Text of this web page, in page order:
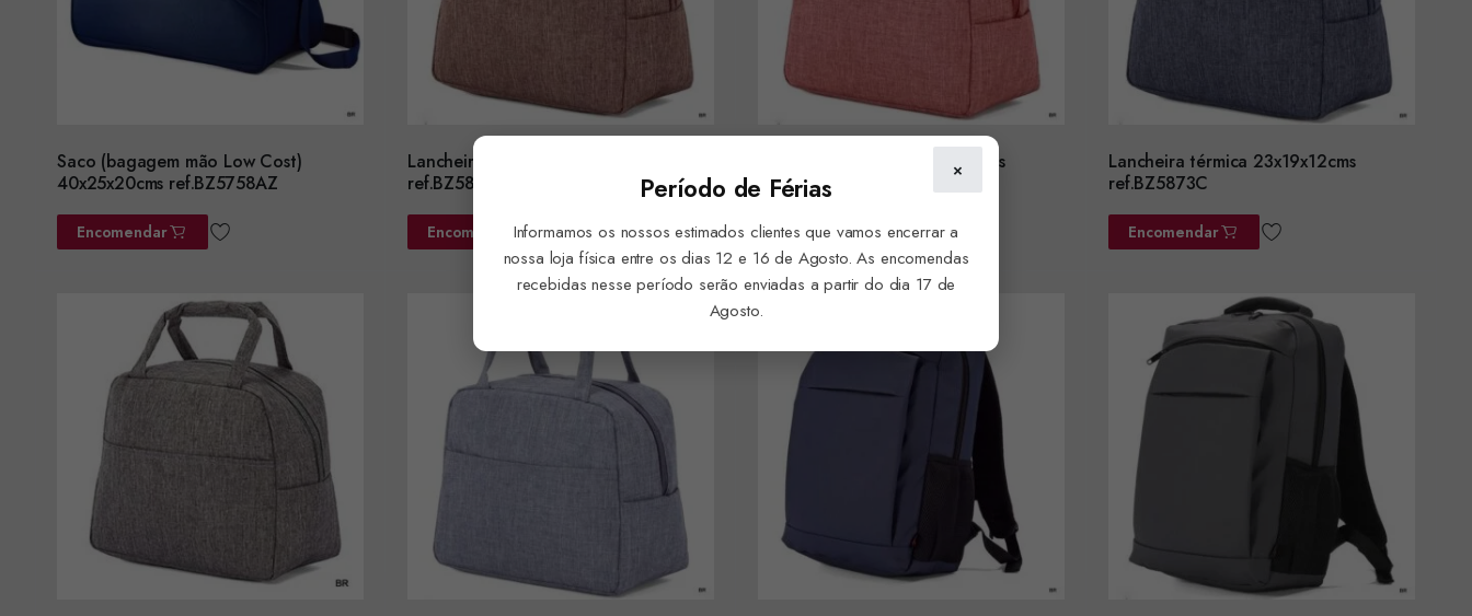
Saco (bagagem mão Low Cost)
40x25x20cms ref.BZ5758AZ
Encomendar
Lancheira térmica 23x19x12cms
ref.BZ5873E
Encomendar
Lancheira térmica 23x19x12cms
ref.BZ5873D
Encomendar
Lancheira térmica 23x19x12cms
ref.BZ5873C
Encomendar
×
Período de Férias
Informamos os nossos estimados clientes que vamos encerrar a
nossa loja física entre os dias 12 e 16 de Agosto. As encomendas
recebidas nesse período serão enviadas a partir do dia 17 de
Agosto.